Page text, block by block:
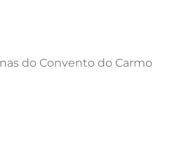
do Convento do Carmo